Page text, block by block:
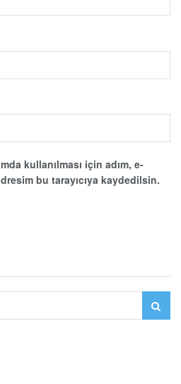
kullanılması için adım, e-
bu tarayıcıya kaydedilsin.